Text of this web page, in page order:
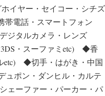
イヤー・セイコー・シチズ
電話・スマートフォン
ジタルカメラ・レンズ
・スーファミetc) ◆香
etc) ◆切手・はがき・中国
ュポン・ダンヒル・カルテ
ェーファー・パーカー・パ